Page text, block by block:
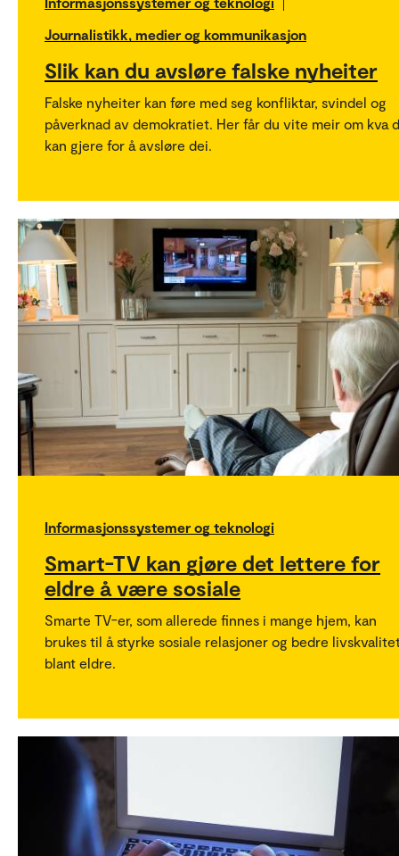
Journalistikk, medier og kommunikasjon
Slik kan du avsløre falske nyheiter
Falske nyheiter kan føre med seg konfliktar, svindel og
påverknad av demokratiet. Her får du vite meir om kva
kan gjere for å avsløre dei.
Informasjonssystemer og teknologi
Smart-TV kan gjøre det lettere for
eldre å være sosiale
Smarte TV-er, som allerede finnes i mange hjem, kan
brukes til å styrke sosiale relasjoner og bedre
blant eldre.